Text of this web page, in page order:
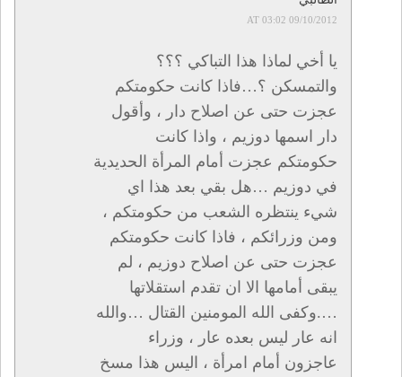
09/10/2012 AT 03:02
يا أخي لماذا هذا التباكي ؟؟؟
والتمسكن ؟…فاذا كانت حكومتكم
عجزت حتى عن اصلاح دار ، وأقول
دار اسمها دوزيم ، واذا كانت
حكومتكم عجزت أمام المرأة الحديدية
في دوزيم …هل بقي بعد هذا اي
شيء ينتظره الشعب من حكومتكم ،
ومن وزرائكم ، فاذا كانت حكومتكم
عجزت حتى عن اصلاح دوزيم ، لم
يبقى أمامها الا ان تقدم استقلاتها
….وكفى الله المومنين القتال …والله
انه عار ليس بعده عار ، وزراء
عاجزون أمام امرأة ، اليس هذا مسخ